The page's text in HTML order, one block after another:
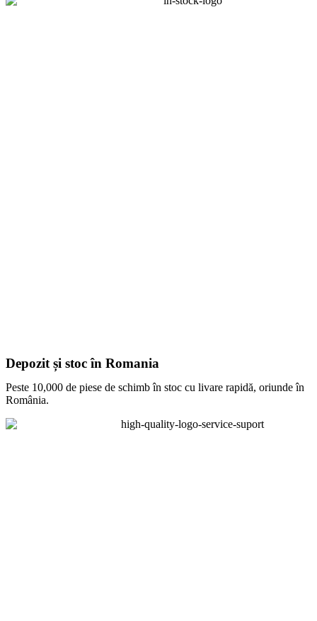
Depozit și stoc în Romania
Peste 10,000 de piese de schimb în stoc cu livare rapidă, oriunde în
România.